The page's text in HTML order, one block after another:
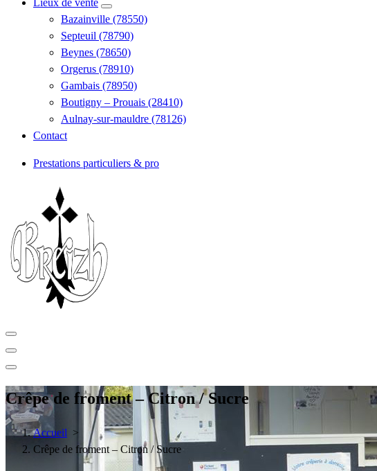
Lieux de vente
Bazainville (78550)
Septeuil (78790)
Beynes (78650)
Orgerus (78910)
Gambais (78950)
Boutigny – Prouais (28410)
Aulnay-sur-mauldre (78126)
Contact
Prestations particuliers & pro
Crêpe de froment – Citron / Sucre
Accueil >
Crêpe de froment – Citron / Sucre